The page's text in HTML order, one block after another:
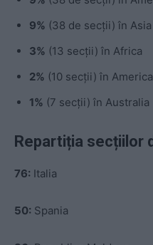
9% (38 de secții) în Asia
3% (13 secții) în Africa
2% (10 secții) în
1% (7 secții) în Australia
Repartiția secțiilor
76: Italia
50: Spania